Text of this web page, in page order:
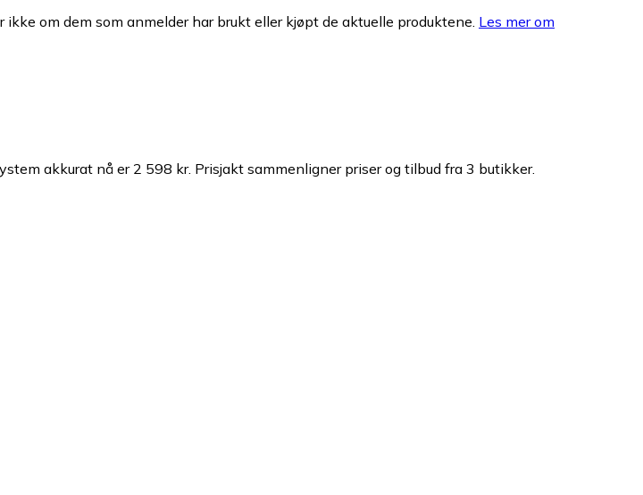
om dem som anmelder har brukt eller kjøpt de aktuelle produktene. Les mer om
akkurat nå er 2 598 kr. Prisjakt sammenligner priser og tilbud fra 3 butikker.